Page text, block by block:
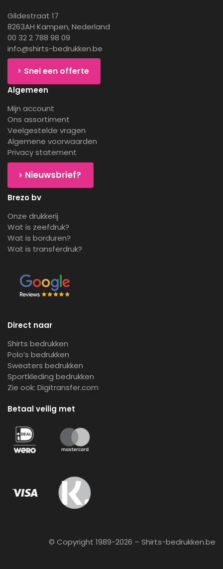
Gildestraat 17
8263AH Kampen, Nederland
00 32 2 788 98 09
info@shirts-bedrukken.be
Snel een offerte
Algemeen
Mijn account
Ons assortiment
Veelgestelde vragen
Algemene voorwaarden
Privacy statement
Nieuwsbrief?
Brezo bv
Onze drukkerij
Wat is zeefdruk?
Wat is borduren?
Wat is transferdruk?
Direct naar
Shirts bedrukken
Polo’s bedrukken
Sweaters bedrukken
Sportkleding bedrukken
Zie ook: Digitransfer.com
Betaal veilig met
© Copyright 1989-2026 – Shirts-bedrukken.be